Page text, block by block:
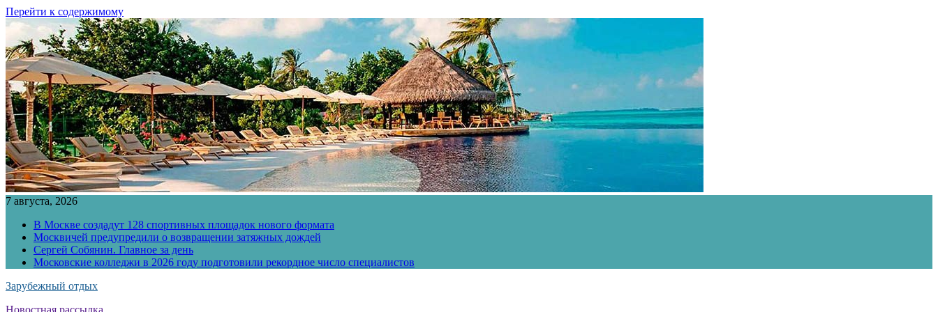
Перейти к содержимому
7 августа, 2026
В Москве создадут 128 спортивных площадок нового формата
Москвичей предупредили о возвращении затяжных дождей
Сергей Собянин. Главное за день
Московские колледжи в 2026 году подготовили рекордное число специалистов
Зарубежный отдых
Новостная рассылка